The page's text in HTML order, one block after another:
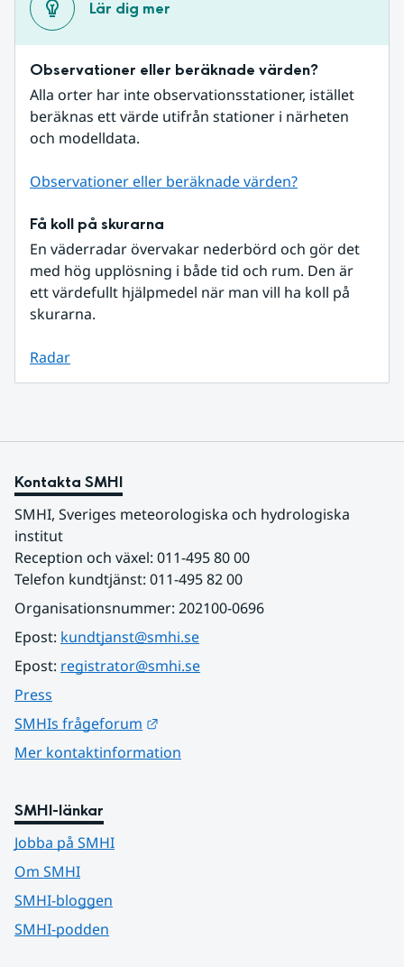
Lär dig mer
Observationer eller beräknade värden?
Alla orter har inte observationsstationer, istället
beräknas ett värde utifrån stationer i närheten
och modelldata.
Observationer eller beräknade värden?
Få koll på skurarna
En väderradar övervakar nederbörd och gör det
med hög upplösning i både tid och rum. Den är
ett värdefullt hjälpmedel när man vill ha koll på
skurarna.
Radar
Kontakta SMHI
SMHI, Sveriges meteorologiska och hydrologiska
institut
Reception och växel: 011-495 80 00
Telefon kundtjänst: 011-495 82 00
Organisationsnummer: 202100-0696
Epost: kundtjanst@smhi.se
Epost: registrator@smhi.se
Press
SMHIs frågeforum
Mer kontaktinformation
SMHI-länkar
Jobba på SMHI
Om SMHI
SMHI-bloggen
SMHI-podden